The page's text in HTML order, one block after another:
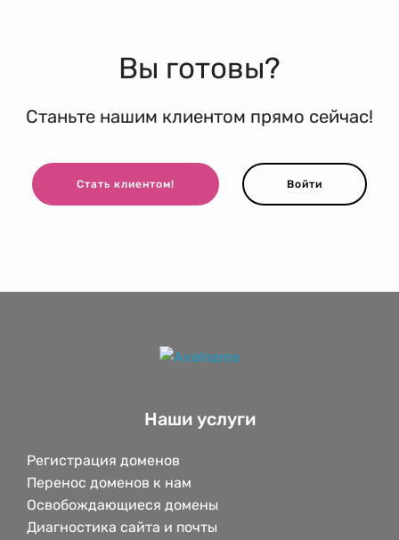
Вы готовы?
Станьте нашим клиентом прямо сейчас!
Стать клиентом! Войти
Наши услуги
Регистрация доменов
Перенос доменов к нам
Освобождающиеся домены
Диагностика сайта и почты